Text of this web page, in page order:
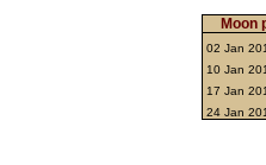
Moon
02 Jan
10 Jan
17 Jan
24 Jan